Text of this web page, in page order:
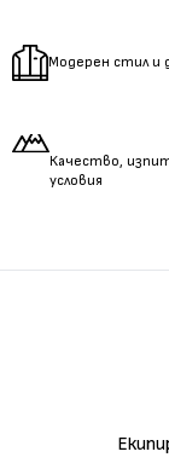
Модерен стил и
Качество,
условия